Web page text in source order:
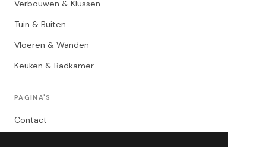
Verbouwen & Klussen
Tuin & Buiten
Vloeren & Wanden
Keuken & Badkamer
PAGINA'S
Contact